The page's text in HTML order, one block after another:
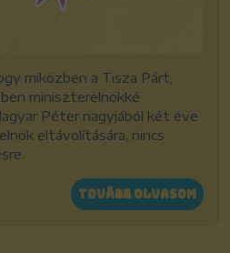
miközben a Tisza Párt,
miniszterelnökké
Péter nagyjából két éve
eltávolítására, nincs
Tovább olvasom